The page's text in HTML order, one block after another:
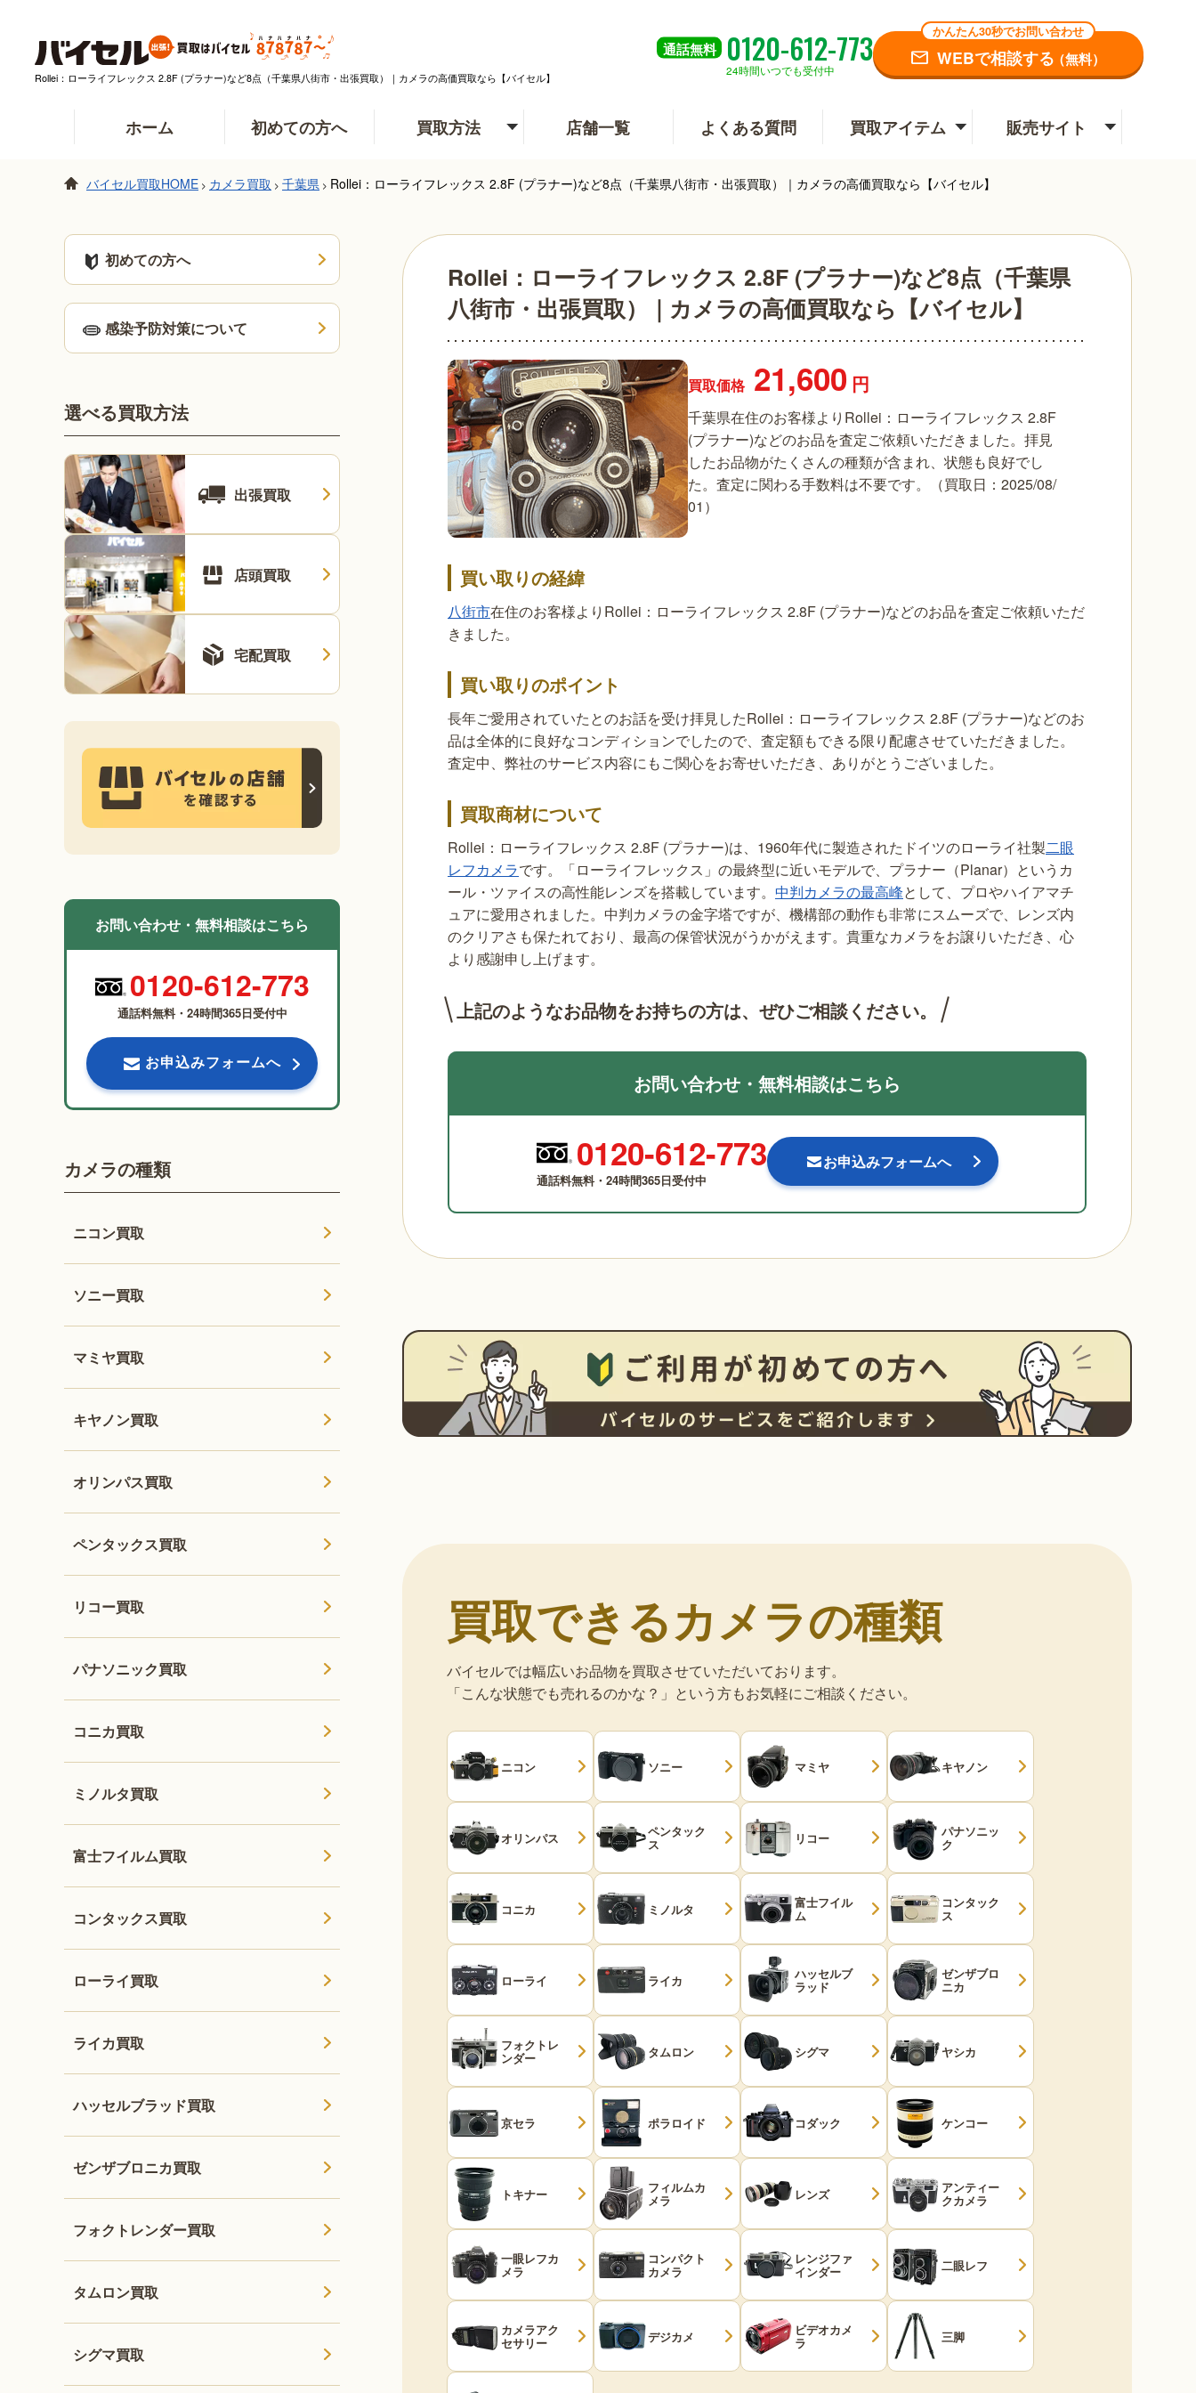
Rollei：ローライフレックス 2.8F (プラナー)など8点（千葉県八街市・出張買取）｜カメラの高価買取なら【バイセル】
通話無料 0120-612-773
24時間いつでも受付中
かんたん30秒でお問い合わせ
WEBで相談する（無料）
ホーム 初めての方へ 買取方法 店舗一覧 よくある質問 買取アイテム 販売サイト
バイセル買取HOME > カメラ買取 > 千葉県 > Rollei：ローライフレックス 2.8F (プラナー)など8点（千葉県八街市・出張買取）｜カメラの高価買取なら【バイセル】
Rollei：ローライフレックス 2.8F (プラナー)など8点（千葉県
八街市・出張買取）｜カメラの高価買取なら【バイセル】
買取価格 21,600 円
千葉県在住のお客様よりRollei：ローライフレックス 2.8F
(プラナー)などのお品を査定ご依頼いただきました。拝見
したお品物がたくさんの種類が含まれ、状態も良好でし
た。査定に関わる手数料は不要です。（買取日：2025/08/
01）
買い取りの経緯
八街市在住のお客様よりRollei：ローライフレックス 2.8F (プラナー)などのお品を査定ご依頼いただ
きました。
買い取りのポイント
長年ご愛用されていたとのお話を受け拝見したRollei：ローライフレックス 2.8F (プラナー)などのお
品は全体的に良好なコンディションでしたので、査定額もできる限り配慮させていただきました。
査定中、弊社のサービス内容にもご関心をお寄せいただき、ありがとうございました。
買取商材について
Rollei：ローライフレックス 2.8F (プラナー)は、1960年代に製造されたドイツのローライ社製二眼
レフカメラです。「ローライフレックス」の最終型に近いモデルで、プラナー（Planar）というカ
ール・ツァイスの高性能レンズを搭載しています。 中判カメラの最高峰として、プロやハイアマチ
ュアに愛用されました。中判カメラの金字塔ですが、機構部の動作も非常にスムーズで、レンズ内
のクリアさも保たれており、最高の保管状況がうかがえます。貴重なカメラをお譲りいただき、心
より感謝申し上げます。
上記のようなお品物をお持ちの方は、 ぜひご相談ください。
お問い合わせ・無料相談はこちら
0120-612-773
通話料無料・24時間365日受付中
お申込みフォームへ
買取できるカメラの種類
バイセルでは幅広いお品物を買取させていただいております。
「こんな状態でも売れるのかな？」という方もお気軽にご相談ください。
ニコン ソニー マミヤ キヤノン
オリンパス ペンタック
ス リコー パナソニッ
ク
コニカ ミノルタ 富士フイル
ム
コンタック
ス
ローライ ライカ ハッセルブ
ラッド
ゼンザブロ
ニカ
フォクトレ
ンダー タムロン シグマ ヤシカ
京セラ ポラロイド コダック ケンコー
トキナー フィルムカ
メラ レンズ アンティー
クカメラ
一眼レフカ
メラ
コンパクト
カメラ
レンジファ
インダー 二眼レフ
カメラアク
セサリー デジカメ ビデオカメ
ラ 三脚
初めての方へ
感染予防対策について
選べる買取方法
出張買取
店頭買取
宅配買取
お問い合わせ・無料相談はこちら
0120-612-773
通話料無料・24時間365日受付中
お申込みフォームへ
カメラの種類
ニコン買取
ソニー買取
マミヤ買取
キヤノン買取
オリンパス買取
ペンタックス買取
リコー買取
パナソニック買取
コニカ買取
ミノルタ買取
富士フイルム買取
コンタックス買取
ローライ買取
ライカ買取
ハッセルブラッド買取
ゼンザブロニカ買取
フォクトレンダー買取
タムロン買取
シグマ買取